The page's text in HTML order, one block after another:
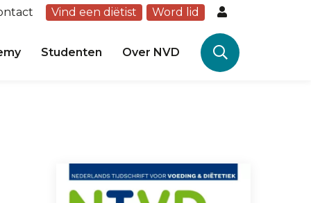
Vind een diëtist Word lid
Studenten Over NVD